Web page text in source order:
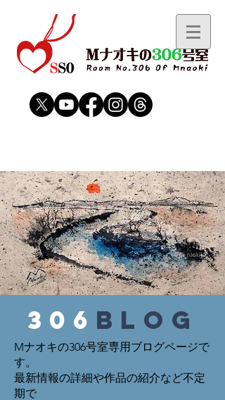
306 blog
Mナオキの306号室専用ブログページで
す。
最新情報の詳細や作品の紹介など不定
期で